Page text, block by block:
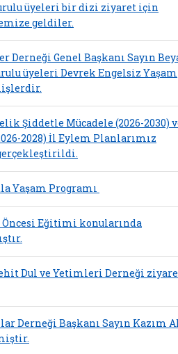
üyeleri bir dizi ziyaret için
geldiler.
Derneği Genel Başkanı Sayın
üyeleri Devrek Engelsiz Yaşam
Şiddetle Mücadele (2026-2030)
2028) İl Eylem Planlarımız
Yaşam Programı
Eğitimi konularında
Dul ve Yetimleri Derneği
Derneği Başkanı Sayın Kazım